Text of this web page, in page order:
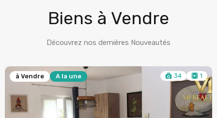
Biens à Vendre
Découvrez nos dernières Nouveautés
à Vendre A la une 17